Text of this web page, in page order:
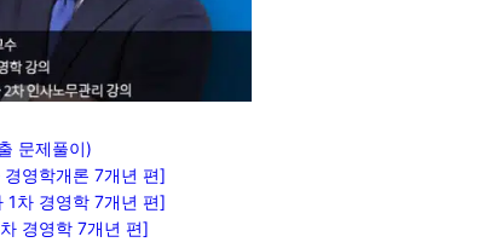
문제풀이)
영학개론 7개년 편]
차 경영학 7개년 편]
경영학 7개년 편]